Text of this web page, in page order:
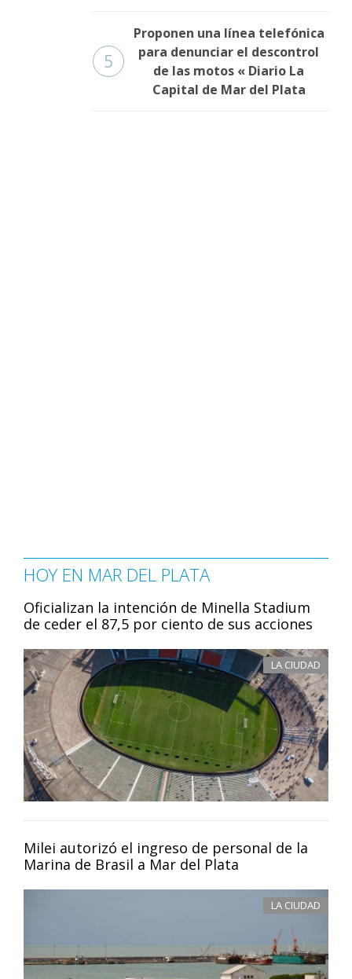
5
Proponen una línea telefónica
para denunciar el descontrol
de las motos « Diario La
Capital de Mar del Plata
HOY EN MAR DEL PLATA
Oficializan la intención de Minella Stadium
de ceder el 87,5 por ciento de sus acciones
LA CIUDAD
Milei autorizó el ingreso de personal de la
Marina de Brasil a Mar del Plata
LA CIUDAD